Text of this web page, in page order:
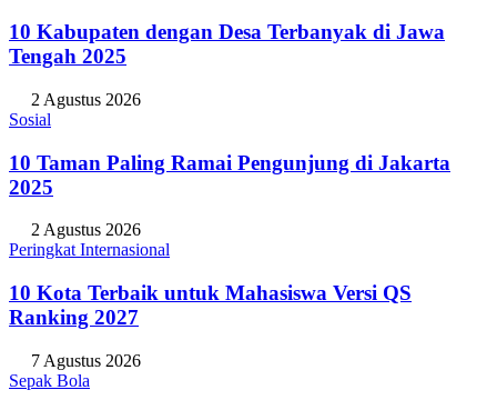
10 Kabupaten dengan Desa Terbanyak di Jawa
Tengah 2025
2 Agustus 2026
Sosial
10 Taman Paling Ramai Pengunjung di Jakarta
2025
2 Agustus 2026
Peringkat Internasional
10 Kota Terbaik untuk Mahasiswa Versi QS
Ranking 2027
7 Agustus 2026
Sepak Bola